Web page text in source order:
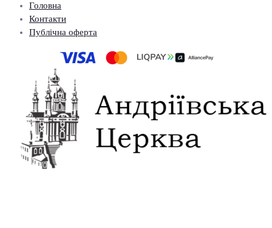
Головна
Контакти
Публічна оферта